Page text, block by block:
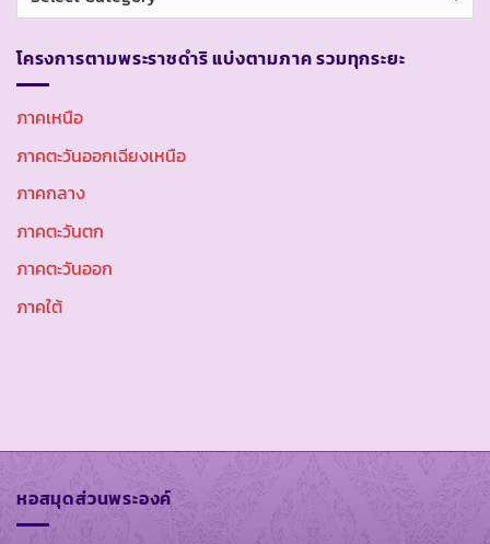
หมู่
โครงการตามพระราชดำริ แบ่งตามภาค รวมทุกระยะ
ภาคเหนือ
ภาคตะวันออกเฉียงเหนือ
ภาคกลาง
ภาคตะวันตก
ภาคตะวันออก
ภาคใต้
หอสมุดส่วนพระองค์